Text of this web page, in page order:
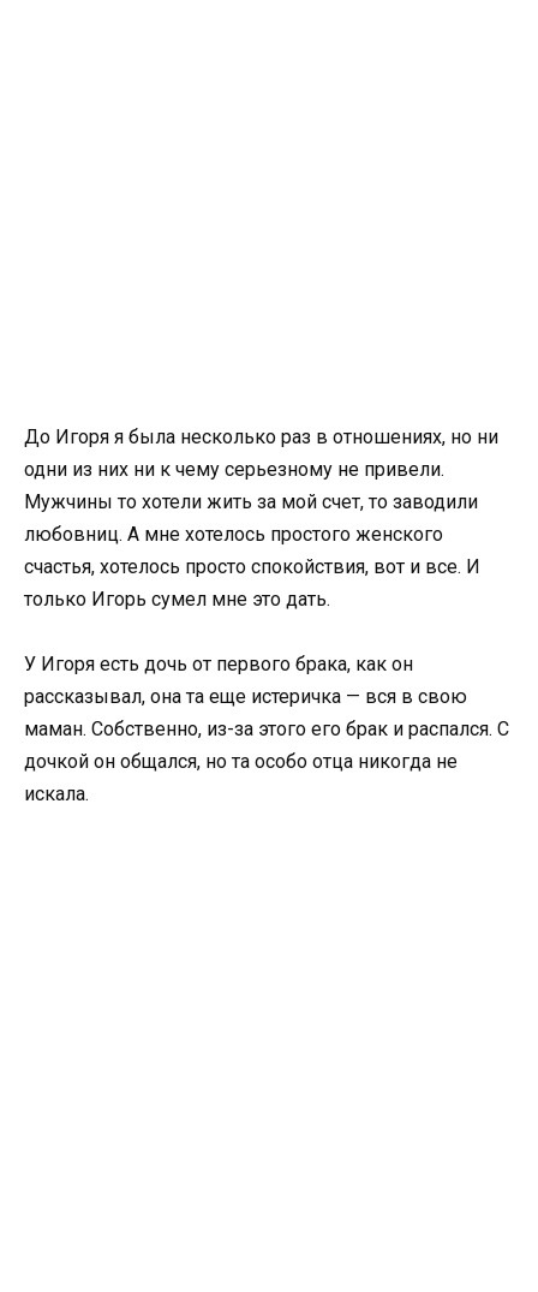
До Игоря я была несколько раз в отношениях, но ни
одни из них ни к чему серьезному не привели.
Мужчины то хотели жить за мой счет, то заводили
любовниц. А мне хотелось простого женского
счастья, хотелось просто спокойствия, вот и все. И
только Игорь сумел мне это дать.
У Игоря есть дочь от первого брака, как он
рассказывал, она та еще истеричка — вся в свою
маман. Собственно, из-за этого его брак и распался. С
дочкой он общался, но та особо отца никогда не
искала.